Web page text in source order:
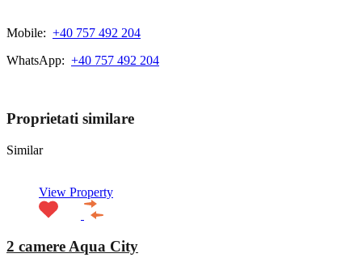
Mobile: +40 757 492 204
WhatsApp: +40 757 492 204
Proprietati similare
Similar
View Property
2 camere Aqua City